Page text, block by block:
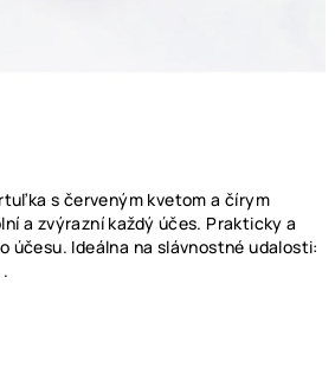
s červeným kvetom a čírym
a zvýrazní každý účes. Prakticky a
účesu. Ideálna na slávnostné udalosti: